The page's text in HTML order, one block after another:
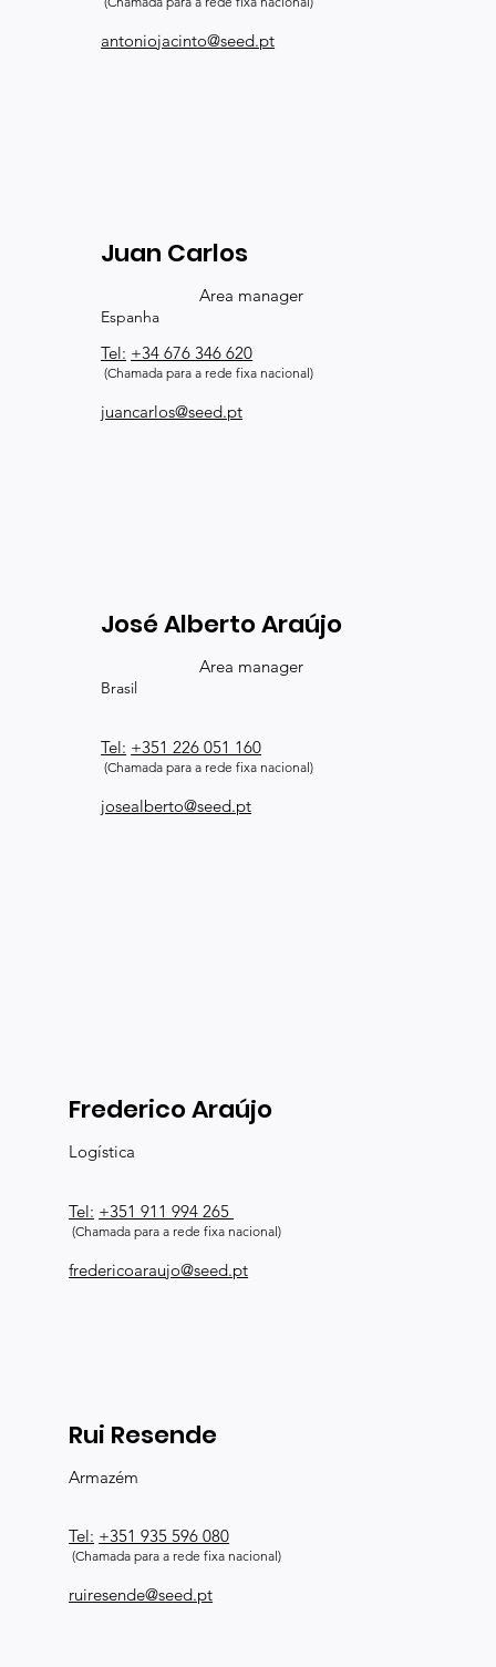
antoniojacinto@seed.pt
Juan Carlos
Area manager
Espanha
Tel: +34 676 346 620
(Chamada para a rede fixa nacional)
juancarlos@seed.pt
José Alberto Araújo
Area manager
Brasil
Tel: +351 226 051 160
(Chamada para a rede fixa nacional)
josealberto@seed.pt
Frederico Araújo
Logística
Tel: +351 911 994 265
(Chamada para a rede fixa nacional)
fredericoaraujo@seed.pt
Rui Resende
Armazém
Tel: +351 935 596 080
(Chamada para a rede fixa nacional)
ruiresende@seed.pt